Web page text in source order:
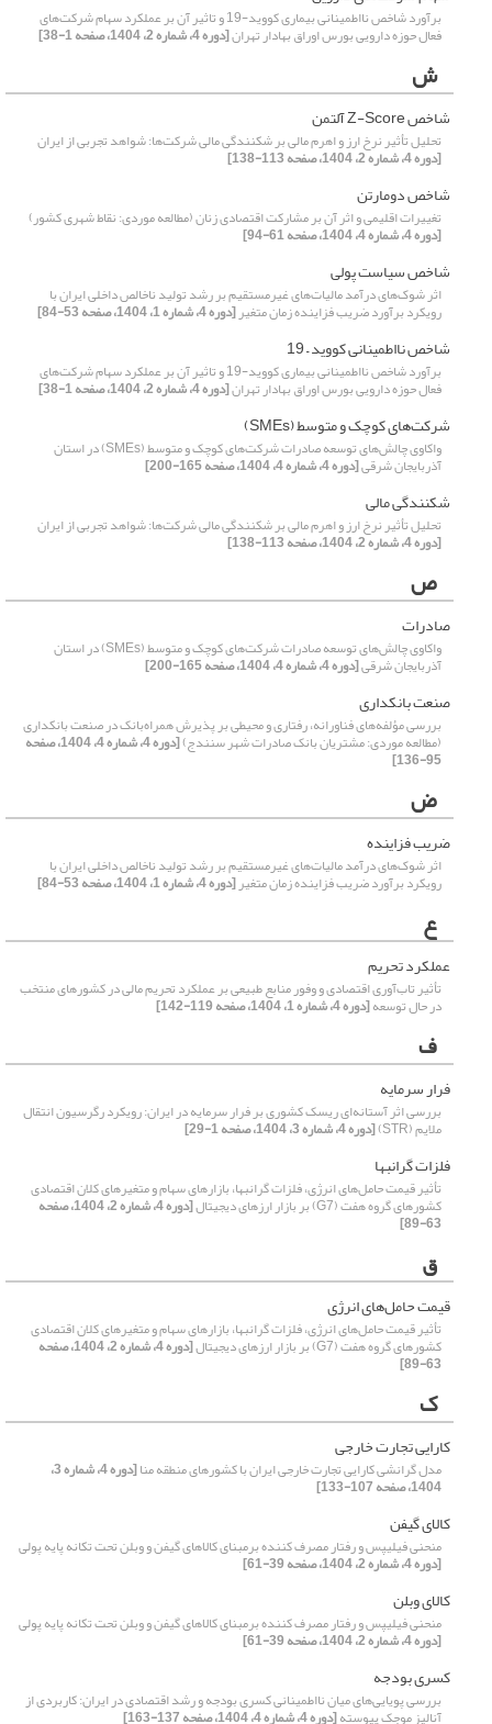
برآورد شاخص نااطمینانی بیماری کووید-19 و تاثیر آن بر عملکرد سهام شرکت‌های
فعال حوزه دارویی بورس اوراق بهادار تهران[دوره 4، شماره 2، 1404، صفحه 1-38]
ش
شاخص Z-Score آلتمن
تحلیل تأثیر نرخ ارز و اهرم مالی بر شکنندگی مالی شرکت‌ها: شواهد تجربی از ایران
[دوره 4، شماره 2، 1404، صفحه 113-138]
شاخص دومارتن
تغییرات اقلیمی و اثر آن بر مشارکت اقتصادی زنان (مطالعه موردی: نقاط شهری کشور)
[دوره 4، شماره 4، 1404، صفحه 61-94]
شاخص سیاست پولی
اثر شوک‌‌های درآمد مالیات‌های غیرمستقیم بر رشد تولید ناخالص داخلی ایران با
رویکرد برآورد ضریب فزاینده زمان متغیر[دوره 4، شماره 1، 1404، صفحه 53-84]
شاخص نااطمینانی کووید – 19
برآورد شاخص نااطمینانی بیماری کووید-19 و تاثیر آن بر عملکرد سهام شرکت‌های
فعال حوزه دارویی بورس اوراق بهادار تهران[دوره 4، شماره 2، 1404، صفحه 1-38]
شرکت‌های کوچک و متوسط (SMEs)
واکاوی چالش‌های توسعه صادرات شرکت‌های کوچک و متوسط (SMEs) در استان
آذربایجان شرقی[دوره 4، شماره 4، 1404، صفحه 165-200]
شکنندگی مالی
تحلیل تأثیر نرخ ارز و اهرم مالی بر شکنندگی مالی شرکت‌ها: شواهد تجربی از ایران
[دوره 4، شماره 2، 1404، صفحه 113-138]
ص
صادرات
واکاوی چالش‌های توسعه صادرات شرکت‌های کوچک و متوسط (SMEs) در استان
آذربایجان شرقی[دوره 4، شماره 4، 1404، صفحه 165-200]
صنعت بانکداری
بررسی مؤلفه‌های فناورانه، رفتاری و محیطی بر پذیرش همراه‌بانک در صنعت بانکداری
(مطالعه موردی: مشتریان بانک صادرات شهر سنندج) [دوره 4، شماره 4، 1404، صفحه
95-136]
ض
ضریب فزاینده
اثر شوک‌‌های درآمد مالیات‌های غیرمستقیم بر رشد تولید ناخالص داخلی ایران با
رویکرد برآورد ضریب فزاینده زمان متغیر[دوره 4، شماره 1، 1404، صفحه 53-84]
ع
عملکرد تحریم
تأثیر تاب‌آوری اقتصادی و وفور منابع طبیعی بر عملکرد تحریم مالی در کشورهای منتخب
در حال توسعه[دوره 4، شماره 1، 1404، صفحه 119-142]
ف
فرار سرمایه
بررسی اثر آستانه‌ای ریسک کشوری بر فرار سرمایه در ایران: رویکرد رگرسیون انتقال
ملایم (STR) [دوره 4، شماره 3، 1404، صفحه 1-29]
فلزات گرانبها
تأثیر قیمت‌ حامل‌های انرژی، فلزات گرانبها، بازارهای سهام و متغیرهای کلان اقتصادی
کشورهای گروه هفت (G7) بر بازار ارزهای دیجیتال [دوره 4، شماره 2، 1404، صفحه
63-89]
ق
قیمت حامل‌های انرژی
تأثیر قیمت‌ حامل‌های انرژی، فلزات گرانبها، بازارهای سهام و متغیرهای کلان اقتصادی
کشورهای گروه هفت (G7) بر بازار ارزهای دیجیتال [دوره 4، شماره 2، 1404، صفحه
63-89]
ک
کارایی تجارت خارجی
مدل گرانشی کارایی تجارت خارجی ایران با کشورهای منطقه منا [دوره 4، شماره 3،
1404، صفحه 107-133]
کالای گیفن
منحنی فیلیپس و رفتار مصرف ‏کننده برمبنای کالاهای گیفن و وبلن تحت تکانه‏ پایه پولی
[دوره 4، شماره 2، 1404، صفحه 39-61]
کالای وبلن
منحنی فیلیپس و رفتار مصرف ‏کننده برمبنای کالاهای گیفن و وبلن تحت تکانه‏ پایه پولی
[دوره 4، شماره 2، 1404، صفحه 39-61]
کسری بودجه
بررسی پویایی‌های میان نااطمینانی کسری بودجه و رشد اقتصادی در ایران: کاربردی از
آنالیز موجک پیوسته[دوره 4، شماره 4، 1404، صفحه 137-163]